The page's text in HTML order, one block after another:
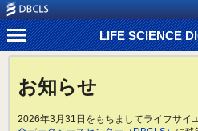
LIFE SCIENCE
お知らせ
2026年3月31日をもちましてライフサイ